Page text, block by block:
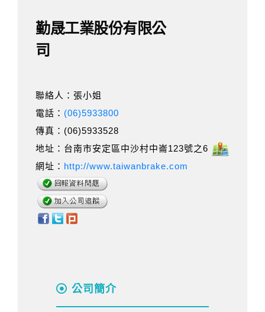
勤晟工業股份有限公
司
聯絡人：張小姐
電話： (06)5933800
傳真：(06)5933528
地址：台南市安定區中沙村中崙123號之6
網址： http://www.taiwanbrake.com
公司簡介